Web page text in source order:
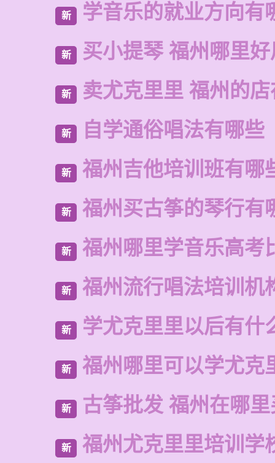
新 学音乐的就业方向有
新 买小提琴 福州哪里好
新 卖尤克里里 福州的
新 自学通俗唱法有哪些
新 福州吉他培训班有哪
新 福州买古筝的琴行有
新 福州哪里学音乐高考
新 福州流行唱法培训机
新 学尤克里里以后有什
新 福州哪里可以学尤克
新 古筝批发 福州在哪
新 福州尤克里里培训学